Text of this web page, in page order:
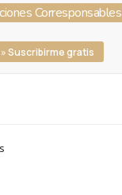
Corresponsables
» Suscribirme gratis